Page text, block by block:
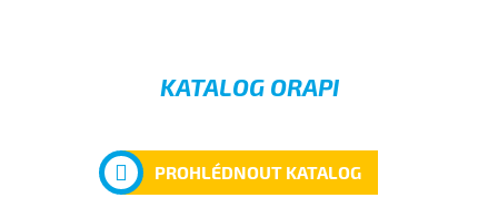
KATALOG ORAPI
PROHLÉDNOUT KATALOG